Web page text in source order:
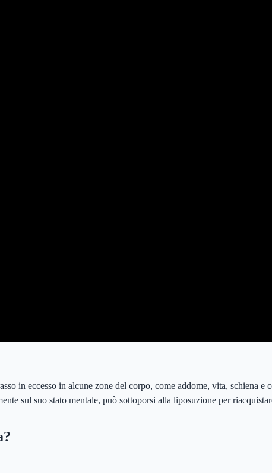
in eccesso in alcune zone del corpo, come addome, vita, schiena e
sul suo stato mentale, può sottoporsi alla liposuzione per